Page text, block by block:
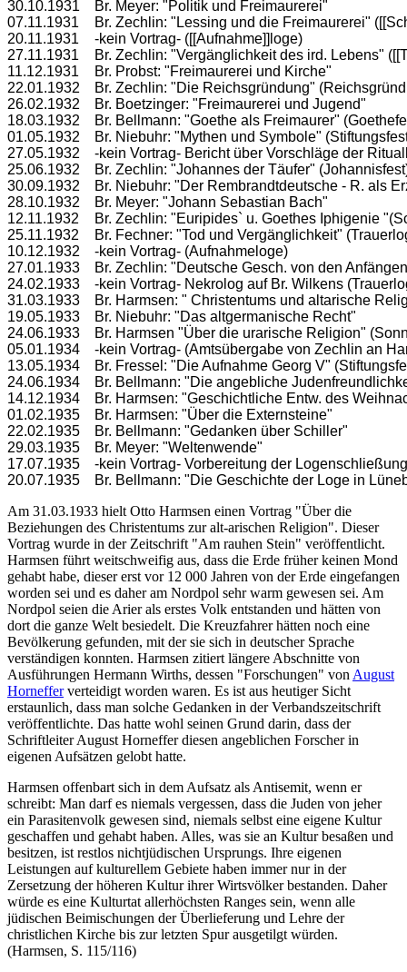
30.10.1931	Br. Meyer: "Politik und Freimaurerei"
07.11.1931	Br. Zechlin: "Lessing und die Freimaurerei" ([[Schwesternfest]])
20.11.1931	-kein Vortrag- ([[Aufnahme]]loge)
27.11.1931	Br. Zechlin: "Vergänglichkeit des ird. Lebens" ([[Trauerloge]])
11.12.1931	Br. Probst: "Freimaurerei und Kirche"
22.01.1932	Br. Zechlin: "Die Reichsgründung" (Reichsgründungsloge)
26.02.1932	Br. Boetzinger: "Freimaurerei und Jugend"
18.03.1932	Br. Bellmann: "Goethe als Freimaurer" (Goethefeier)
01.05.1932	Br. Niebuhr: "Mythen und Symbole" (Stiftungsfest)
27.05.1932	-kein Vortrag- Bericht über Vorschläge der Ritualkommission.
25.06.1932	Br. Zechlin: "Johannes der Täufer" (Johannisfest)
30.09.1932	Br. Niebuhr: "Der Rembrandtdeutsche - R. als Erzieher"
28.10.1932	Br. Meyer: "Johann Sebastian Bach"
12.11.1932	Br. Zechlin: "Euripides` u. Goethes Iphigenie "(Schw.-Fest)
25.11.1932	Br. Fechner: "Tod und Vergänglichkeit" (Trauerloge)
10.12.1932	-kein Vortrag- (Aufnahmeloge)
27.01.1933	Br. Zechlin: "Deutsche Gesch. von den Anfängen bis heute"
24.02.1933	-kein Vortrag- Nekrolog auf Br. Wilkens (Trauerloge)
31.03.1933	Br. Harmsen: " Christentums und altarische Religion"
19.05.1933	Br. Niebuhr: "Das altgermanische Recht"
24.06.1933	Br. Harmsen "Über die urarische Religion" (Sonnenwendf.)
05.01.1934	-kein Vortrag- (Amtsübergabe von Zechlin an Harmsen)
13.05.1934	Br. Fressel: "Die Aufnahme Georg V" (Stiftungsfest)
24.06.1934	Br. Bellmann: "Die angebliche Judenfreundlichkeit der Loge"
14.12.1934	Br. Harmsen: "Geschichtliche Entw. des Weihnachtsfestes"
01.02.1935	Br. Harmsen: "Über die Externsteine"
22.02.1935	Br. Bellmann: "Gedanken über Schiller"
29.03.1935	Br. Meyer: "Weltenwende"
17.07.1935	-kein Vortrag- Vorbereitung der Logenschließung
20.07.1935	Br. Bellmann: "Die Geschichte der Loge in
Am 31.03.1933 hielt Otto Harmsen einen Vortrag "Über die
Beziehungen des Christentums zur alt-arischen Religion". Dieser
Vortrag wurde in der Zeitschrift "Am rauhen Stein" veröffentlicht.
Harmsen führt weitschweifig aus, dass die Erde früher keinen Mond
gehabt habe, dieser erst vor 12 000 Jahren von der Erde eingefangen
worden sei und es daher am Nordpol sehr warm gewesen sei. Am
Nordpol seien die Arier als erstes Volk entstanden und hätten von
dort die ganze Welt besiedelt. Die Kreuzfahrer hätten noch eine
Bevölkerung gefunden, mit der sie sich in deutscher Sprache
verständigen konnten. Harmsen zitiert längere Abschnitte von
Ausführungen Hermann Wirths, dessen "Forschungen" von August
Hornefferverteidigt worden waren. Es ist aus heutiger Sicht
erstaunlich, dass man solche Gedanken in der Verbandszeitschrift
veröffentlichte. Das hatte wohl seinen Grund darin, dass der
Schriftleiter August Horneffer diesen angeblichen Forscher in
eigenen Aufsätzen gelobt hatte.
Harmsen offenbart sich in dem Aufsatz als Antisemit, wenn er
schreibt: Man darf es niemals vergessen, dass die Juden von jeher
ein Parasitenvolk gewesen sind, niemals selbst eine eigene Kultur
geschaffen und gehabt haben. Alles, was sie an Kultur besaßen und
besitzen, ist restlos nichtjüdischen Ursprungs. Ihre eigenen
Leistungen auf kulturellem Gebiete haben immer nur in der
Zersetzung der höheren Kultur ihrer Wirtsvölker bestanden. Daher
würde es eine Kulturtat allerhöchsten Ranges sein, wenn alle
jüdischen Beimischungen der Überlieferung und Lehre der
christlichen Kirche bis zur letzten Spur ausgetilgt würden.
(Harmsen, S. 115/116)